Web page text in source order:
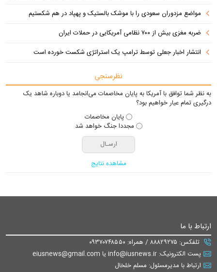
مواضع مزدوران سعودی را با موشک بالستیک و پهپاد در هم شکستیم
ضربه مغزی بیش از ۷۰۰ نظامی آمریکایی در حملات ایران
انتشار اخبار جعلی توسط ترامپ یک استراتژی شکست خورده است
نظرسنجی
به نظر شما توافق با آمریکا به پایان مخاصمات می‌انجامد یا دوباره شاهد یک
درگیری تمام عیار خواهیم بود؟
پایان مخاصمات
مجددا جنگ خواهد شد
مشاهده نتایج
ارتباط با ما
تلفکس: ۸۸۸۲۹۲۷۵ / همراه: ۰۹۳۷۰۷۴۸۵۵۰
پست الکترونیک: info@iusnews.ir یا eiusnews@gmail.com
ارتباط با مدیرمسئول: مسلم خلخال